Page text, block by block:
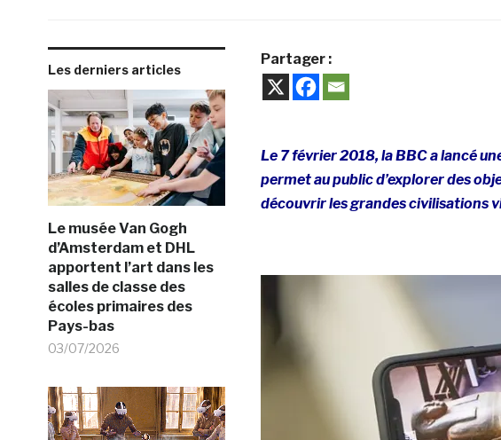
Les derniers articles
Le musée Van Gogh
d’Amsterdam et DHL
apportent l’art dans les
salles de classe des
écoles primaires des
Pays-bas
03/07/2026
Partager :
Le 7 février 2018, la BBC a lancé
permet au public d’explorer des
découvrir les grandes civilisations